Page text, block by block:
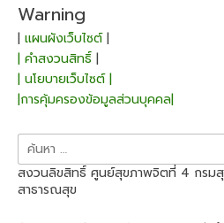
Warning
| แผนผังเว็บไซต์|
| คำสงวนสิทธิ์ |
| นโยบายเว็บไซต์ |
|การคุ้มครองข้อมูลส่วนบุคคล|
ค้นหา
สำหรับ:
สงวนลิขสิทธิ์ ศูนย์สุขภาพจิตที่ 4 กรม
สาธารณสุข